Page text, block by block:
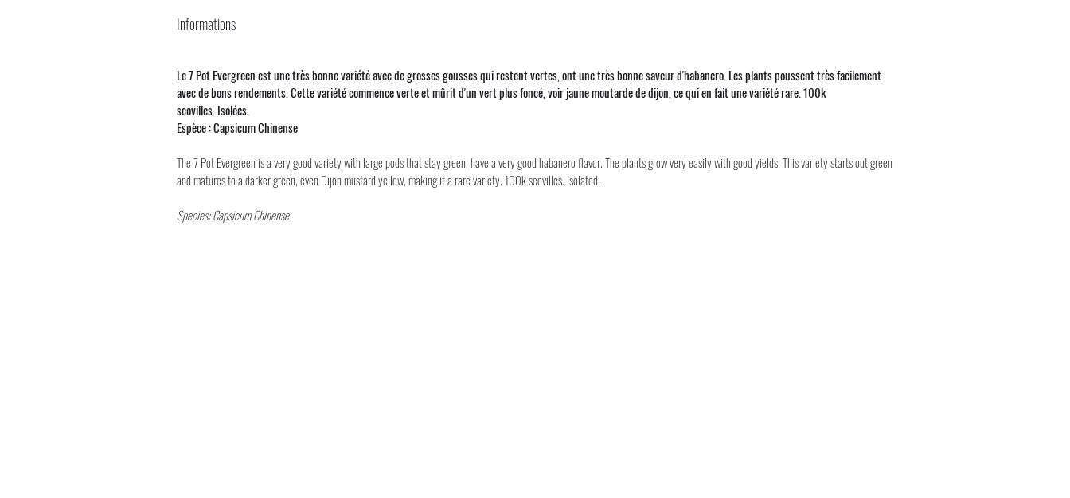
Informations
Le 7 Pot Evergreen est une très bonne variété avec de grosses gousses qui restent vertes, ont une très bonne saveur d'habanero. Les plants poussent très facilement
avec de bons rendements. Cette variété commence verte et mûrit d'un vert plus foncé, voir jaune moutarde de dijon, ce qui en fait une variété rare. 100k
scovilles. Isolées.
Espèce : Capsicum Chinense
The 7 Pot Evergreen is a very good variety with large pods that stay green, have a very good habanero flavor. The plants grow very easily with good yields. This variety starts out green
and matures to a darker green, even Dijon mustard yellow, making it a rare variety. 100k scovilles. Isolated.
Species: Capsicum Chinense